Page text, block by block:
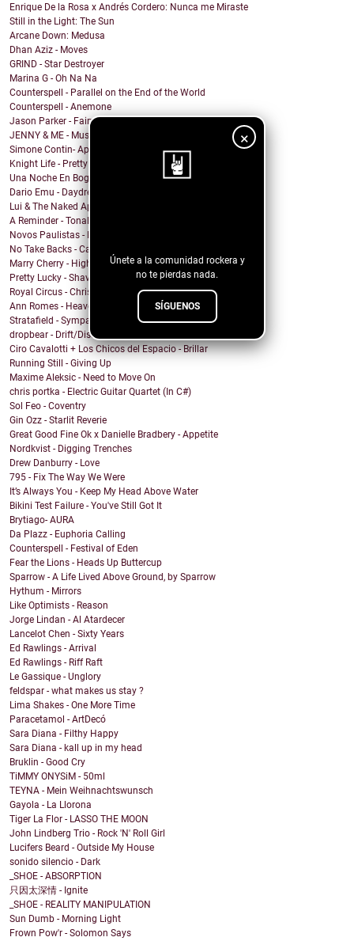
×
Únete a la comunidad rockera y
no te pierdas nada.
SÍGUENOS
Enrique De la Rosa x Andrés Cordero: Nunca me Miraste
Still in the Light: The Sun
Arcane Down: Medusa
Dhan Aziz - Moves
GRIND - Star Destroyer
Marina G - Oh Na Na
Counterspell - Parallel on the End of the World
Counterspell - Anemone
Jason Parker - Fairy Bread
JENNY & ME - Music
Simone Contin- Apnea
Knight Life - Pretty Mother Fucker
Una Noche En Bogota - Despedida
Dario Emu - Daydream
Lui & The Naked Aphids - Lindsey Sue (Will You Mar...
A Reminder - Tonal Wakeup
Novos Paulistas - Num Piscar de Olhos
No Take Backs - Caught Up
Marry Cherry - High All Night
Pretty Lucky - Shave Or Sheep
Royal Circus - Christmas in blue
Ann Romes - Heaven
Stratafield - Sympathetic Waveforms
dropbear - Drift/Dissolve
Ciro Cavalotti + Los Chicos del Espacio - Brillar
Running Still - Giving Up
Maxime Aleksic - Need to Move On
chris portka - Electric Guitar Quartet (In C#)
Sol Feo - Coventry
Gin Ozz - Starlit Reverie
Great Good Fine Ok x Danielle Bradbery - Appetite
Nordkvist - Digging Trenches
Drew Danburry - Love
795 - Fix The Way We Were
It’s Always You - Keep My Head Above Water
Bikini Test Failure - You've Still Got It
Brytiago- AURA
Da Plazz - Euphoria Calling
Counterspell - Festival of Eden
Fear the Lions - Heads Up Buttercup
Sparrow - A Life Lived Above Ground, by Sparrow
Hythum - Mirrors
Like Optimists - Reason
Jorge Lindan - Al Atardecer
Lancelot Chen - Sixty Years
Ed Rawlings - Arrival
Ed Rawlings - Riff Raft
Le Gassique - Unglory
feldspar - what makes us stay ?
Lima Shakes - One More Time
Paracetamol - ArtDecó
Sara Diana - Filthy Happy
Sara Diana - kall up in my head
Bruklin - Good Cry
TiMMY ONYSiM - 50ml
TEYNA - Mein Weihnachtswunsch
Gayola - La Llorona
Tiger La Flor - LASSO THE MOON
John Lindberg Trio - Rock 'N' Roll Girl
Lucifers Beard - Outside My House
sonido silencio - Dark
_SHOE - ABSORPTION
只因太深情 - Ignite
_SHOE - REALITY MANIPULATION
Sun Dumb - Morning Light
Frown Pow'r - Solomon Says